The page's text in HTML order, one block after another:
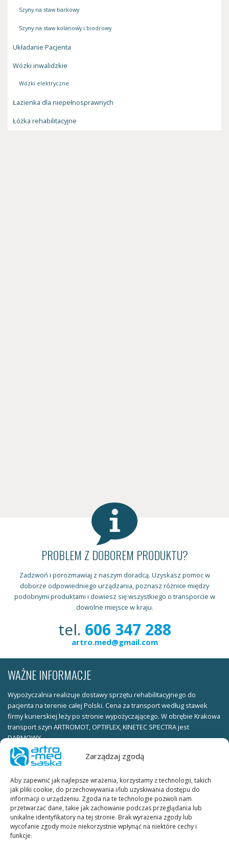
Zarządzaj zgodą
Aby zapewnić jak najlepsze wrażenia, korzystamy z technologii, takich
jak pliki cookie, do przechowywania i/lub uzyskiwania dostępu do
informacji o urządzeniu. Zgoda na te technologie pozwoli nam
przetwarzać dane, takie jak zachowanie podczas przeglądania lub
unikalne identyfikatory na tej stronie. Brak wyrażenia zgody lub
wycofanie zgody może niekorzystnie wpłynąć na niektóre cechy i
funkcje.
Szyny na staw barkowy
Szyny na staw kolanowy i biodrowy
Układanie Pacjenta
Wózki inwalidzkie
Wózki elektryczne
Łazienka dla niepełnosprawnych
Łóżka rehabilitacyjne
PROBLEM Z DOBOREM PRODUKTU?
Zadzwoń i porozmawiaj z naszym doradcą. Uzyskasz pomoc w
doborze odpowiedniego urządzania, poznasz różnice między
podobnymi produktami i dowiesz się wszystkiego o transporcie w
dowolne miejsce w kraju.
tel. 606 347 288
artro.med@gmail.com
WAŻNE INFORMACJE
Wypożyczalnia realizuje dostawy sprzętu rehabilitacyjnego do
pacjenta na terenie całej Polski. Cena za transport według stawek
firmy kurierskiej leży po stronie wypożyczającego. W obrębie Krakowa
transport szyn ARTROMOT, OPTIFLEX, KINETEC SPECTRA jest
DARMOWY.
Warunki wypożyczania:
numer telefonu KUBE_FAX lub skan dowodu osobistego (obie strony)
należy wysłać na adres e-mail.
W celu ustalenia terminu wypożyczenia prosimy o kontakt
telefoniczny lub mailowy.